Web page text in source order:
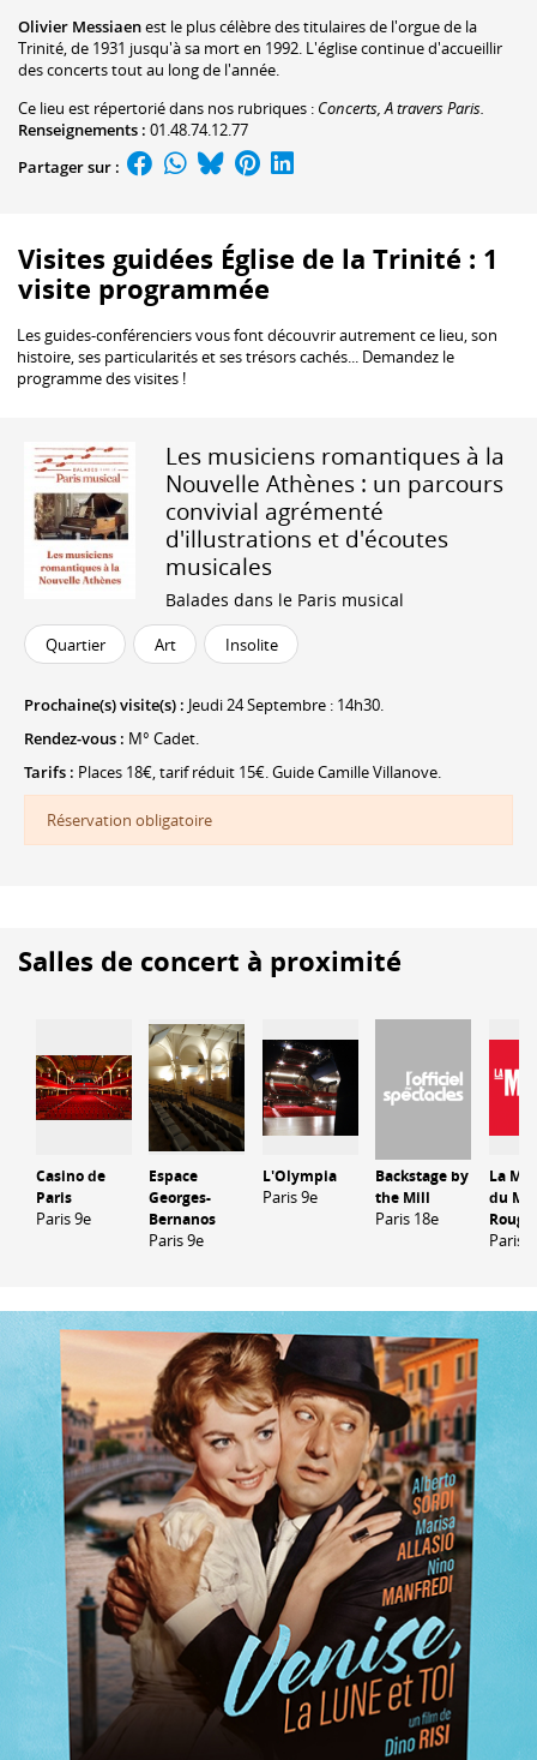
Olivier Messiaenest le plus célèbre des titulaires de l'orgue de la
Trinité, de 1931 jusqu'à sa mort en 1992. L'église continue d'accueillir
des concerts tout au long de l'année.
Ce lieu est répertorié dans nos rubriques : Concerts, A travers Paris.
Renseignements : 01.48.74.12.77
Partager sur :
Visites guidées Église de la Trinité : 1
visite programmée
Les guides-conférenciers vous font découvrir autrement ce lieu, son
histoire, ses particularités et ses trésors cachés... Demandez le
programme des visites !
Les musiciens romantiques à la
Nouvelle Athènes : un parcours
convivial agrémenté
d'illustrations et d'écoutes
musicales
Balades dans le Paris musical
Quartier Art Insolite
Prochaine(s) visite(s) : Jeudi 24 Septembre : 14h30.
Rendez-vous : M° Cadet.
Tarifs : Places 18€, tarif réduit 15€. Guide Camille Villanove.
Réservation obligatoire
Salles de concert à proximité
Casino de
Paris
Paris 9e
Espace
Georges-
Bernanos
Paris 9e
L'Olympia
Paris 9e
Backstage by
the Mill
Paris 18e
La
du
Rouge
Paris